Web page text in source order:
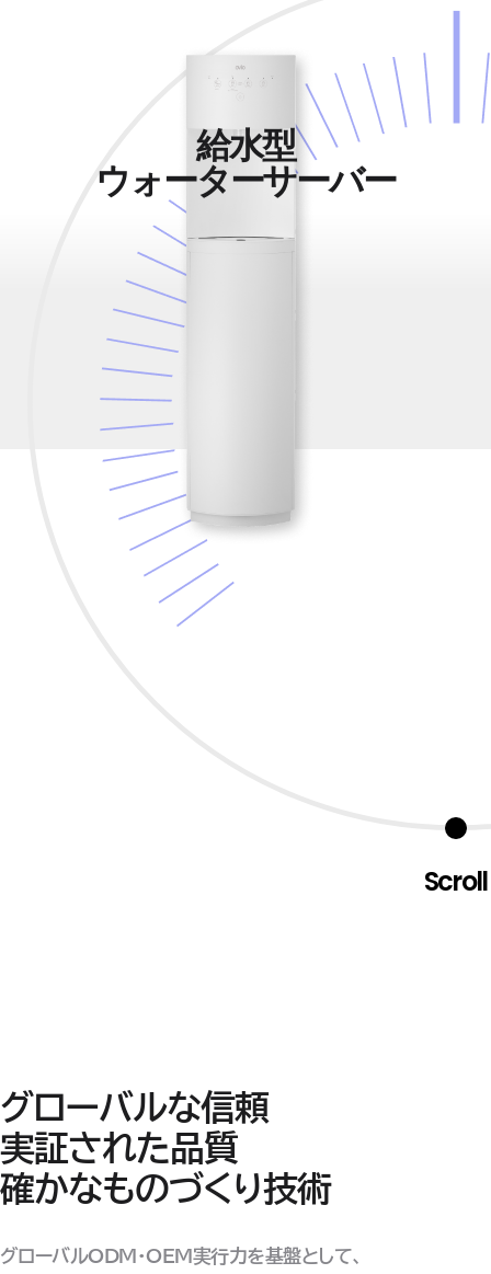
給水型
ウォーターサーバー
Scroll
グローバルな信頼
実証された品質
確かなものづくり技術
グローバルODM・OEM実行力を基盤として、